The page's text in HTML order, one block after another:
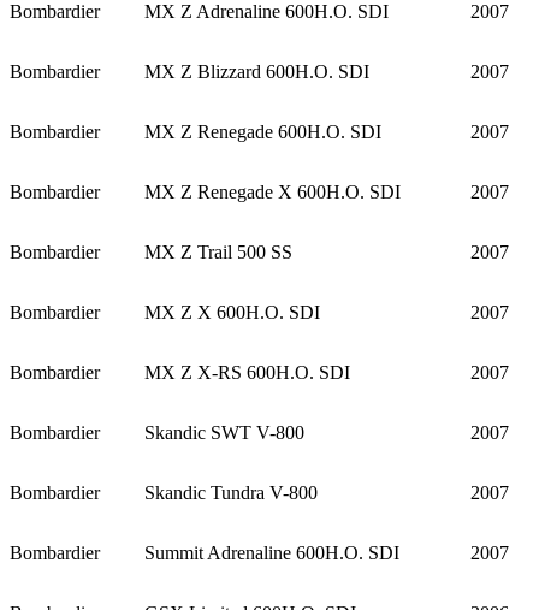
Bombardier MX Z Adrenaline 600H.O. SDI 2007
Bombardier MX Z Blizzard 600H.O. SDI 2007
Bombardier MX Z Renegade 600H.O. SDI 2007
Bombardier MX Z Renegade X 600H.O. SDI 2007
Bombardier MX Z Trail 500 SS 2007
Bombardier MX Z X 600H.O. SDI 2007
Bombardier MX Z X-RS 600H.O. SDI 2007
Bombardier Skandic SWT V-800 2007
Bombardier Skandic Tundra V-800 2007
Bombardier Summit Adrenaline 600H.O. SDI 2007